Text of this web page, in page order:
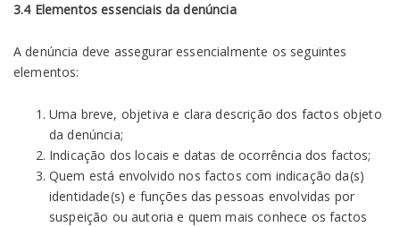
3.4 Elementos essenciais da denúncia
A denúncia deve assegurar essencialmente os seguintes
elementos:
Uma breve, objetiva e clara descrição dos factos objeto
da denúncia;
Indicação dos locais e datas de ocorrência dos factos;
Quem está envolvido nos factos com indicação da(s)
identidade(s) e funções das pessoas envolvidas por
suspeição ou autoria e quem mais conhece os factos